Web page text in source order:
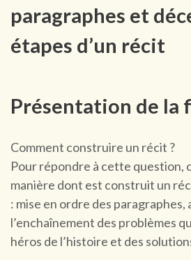
paragraphes et
étapes d’un récit
Présentation de la
Comment construire un récit ?
Pour répondre à cette question,
manière dont est construit un
: mise en ordre des paragraphes,
l’enchaînement des problèmes
héros de l’histoire et des